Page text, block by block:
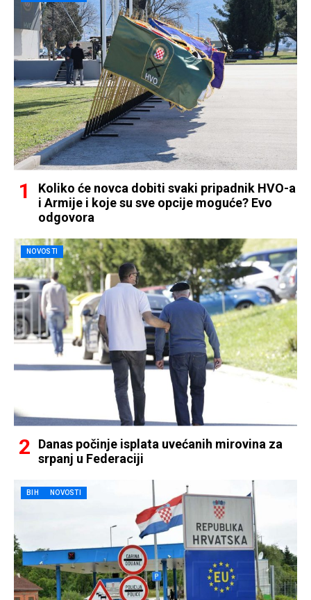
Koliko će novca dobiti svaki pripadnik HVO-a
i Armije i koje su sve opcije moguće? Evo
odgovora
NOVOSTI
Danas počinje isplata uvećanih mirovina za
srpanj u Federaciji
BIH NOVOSTI